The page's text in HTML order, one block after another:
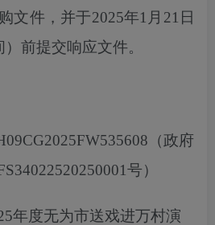
文件， 并于2025年1 月 21 日
）前提交响应文件。
（政府
号）
年度无为市送戏进万村演